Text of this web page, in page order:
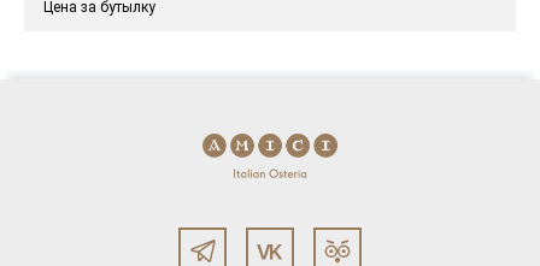
Цена за бутылку